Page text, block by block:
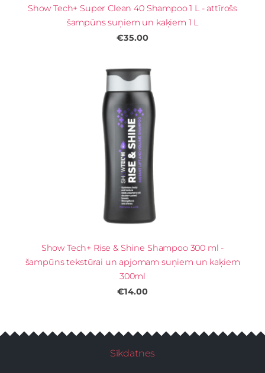
Show Tech+ Super Clean 40 Shampoo 1 L - attīrošs
šampūns suņiem un kaķiem 1 L
€35.00
Show Tech+ Rise & Shine Shampoo 300 ml -
šampūns tekstūrai un apjomam suņiem un kaķiem
300ml
€14.00
Sīkdatnes